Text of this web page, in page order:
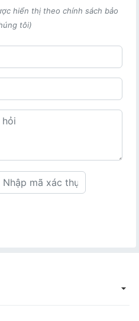
hiển thị theo chính sách bảo
tôi)